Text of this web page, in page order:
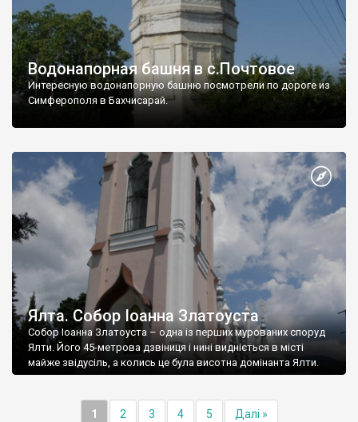
Водонапорная башня в с.Почтовое
Интересную водонапорную башню посмотрели по дороге из
Симферополя в Бахчисарай.
Ялта. Собор Іоанна Златоуста
Собор Іоанна Златоуста – одна із перших мурованих споруд
Ялти. Його 45-метрова дзвіниця і нині видніється в місті
майже звідусіль, а колись це була висотна домінанта Ялти.
1 2 3 4 5 Далі »